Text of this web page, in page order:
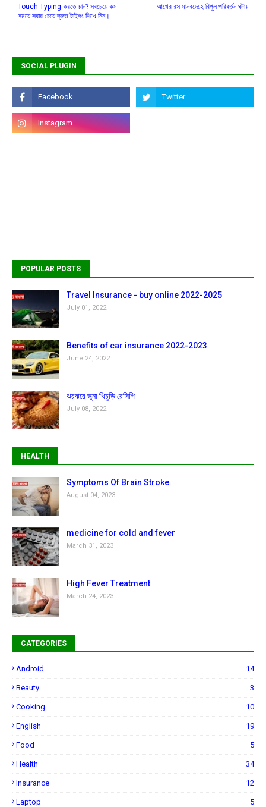
আখের রস মানবদেহে বিপুল পরিবর্তন ঘটায়
Touch Typing করতে চান? সবচেয়ে কম
সময়ে সবার চেয়ে দ্রুত টাইপং শিখে নিন।
SOCIAL PLUGIN
POPULAR POSTS
Travel Insurance - buy online 2022-2025
July 01, 2022
Benefits of car insurance 2022-2023
June 24, 2022
ঝরঝরে ভুনা খিচুড়ি রেসিপি
July 08, 2022
HEALTH
Symptoms Of Brain Stroke
August 04, 2023
medicine for cold and fever
March 31, 2023
High Fever Treatment
March 24, 2023
CATEGORIES
Android 14
Beauty 3
Cooking 10
English 19
Food 5
Health 34
Insurance 12
Laptop 5